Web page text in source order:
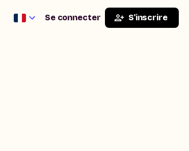
Se connecter S'inscrire